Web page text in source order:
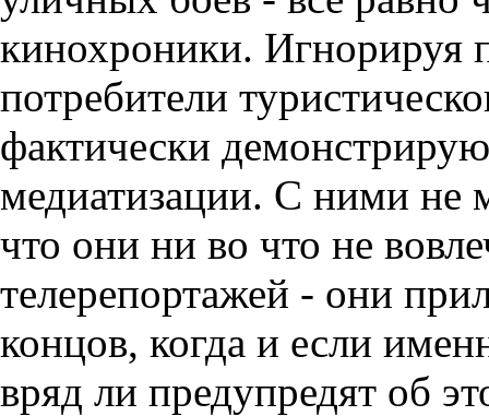
кинохроники.
потребители
фактически
медиатизации. С ними не
что они ни во что не
телерепортажей - они
концов, когда и если
вряд ли предупредят об